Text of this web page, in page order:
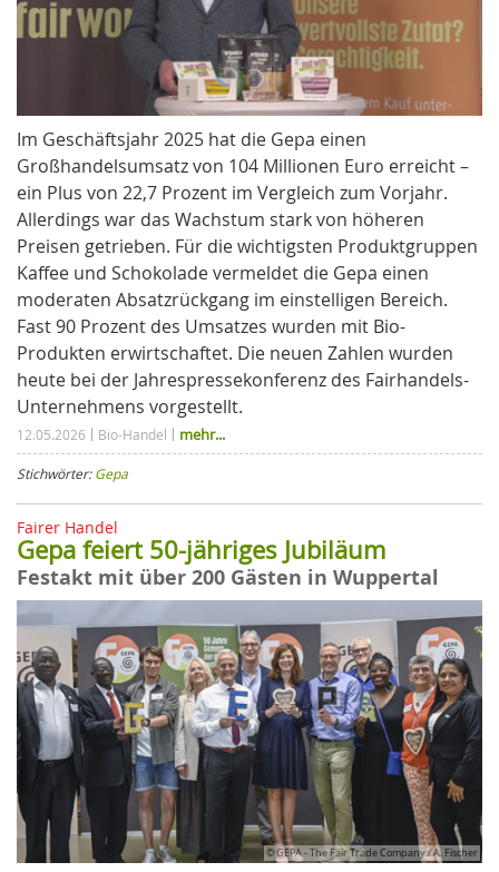
Im Geschäftsjahr 2025 hat die Gepa einen
Großhandelsumsatz von 104 Millionen Euro erreicht –
ein Plus von 22,7 Prozent im Vergleich zum Vorjahr.
Allerdings war das Wachstum stark von höheren
Preisen getrieben. Für die wichtigsten Produktgruppen
Kaffee und Schokolade vermeldet die Gepa einen
moderaten Absatzrückgang im einstelligen Bereich.
Fast 90 Prozent des Umsatzes wurden mit Bio-
Produkten erwirtschaftet. Die neuen Zahlen wurden
heute bei der Jahrespressekonferenz des Fairhandels-
Unternehmens vorgestellt.
12.05.2026 Bio-Handel mehr...
Stichwörter:Gepa
Fairer Handel
Gepa feiert 50-jähriges Jubiläum
Festakt mit über 200 Gästen in Wuppertal
© GEPA - The Fair Trade Company / A. Fischer